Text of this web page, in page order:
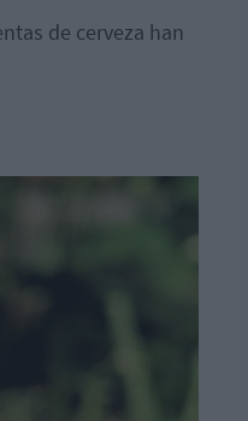
de cerveza han